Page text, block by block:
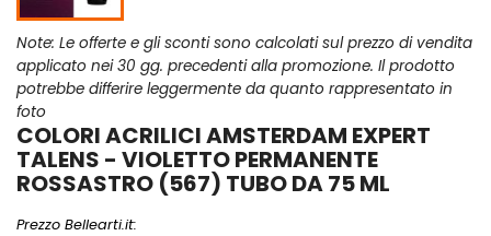
Note: Le offerte e gli sconti sono calcolati sul prezzo di vendita
applicato nei 30 gg. precedenti alla promozione. Il prodotto
potrebbe differire leggermente da quanto rappresentato in
foto
COLORI ACRILICI AMSTERDAM EXPERT
TALENS - VIOLETTO PERMANENTE
ROSSASTRO (567) TUBO DA 75 ML
Prezzo Bellearti.it: